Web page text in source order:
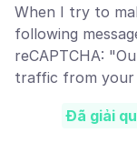
When I try to
following
reCAPTCHA:
traffic from
Đã giải